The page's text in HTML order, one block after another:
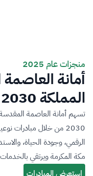
منجزات عام 2025
أمانة
المملكة 2030
تسهم أمانة العاصمة
2030 من خلال مبادرات
الرقمي، وجودة الحياة،
مكة المكرمة ويرتقي